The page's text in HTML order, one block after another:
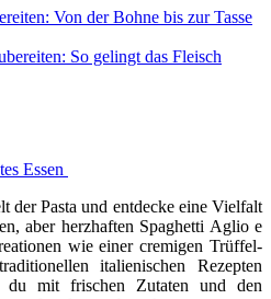
Von der Bohne bis zur Tasse
So gelingt das Fleisch
der Pasta und entdecke eine Vielfalt
aber herzhaften Spaghetti Aglio e
wie einer cremigen Trüffel-
italienischen Rezepten
du mit frischen Zutaten und den